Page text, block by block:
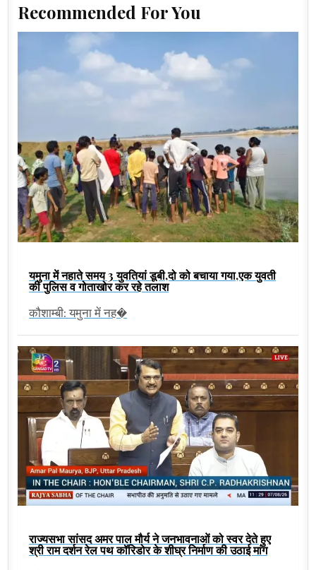
Recommended For You
यमुना में नहाते समय 3 युवतियां डूबी,दो को बचाया गया,एक युवती
की पुलिस व गोताखोर कर रहे तलाश
कौशाम्बी: यमुना में नह�
राज्यसभा सांसद अमर पाल मौर्य ने जनभावनाओं को स्वर देते हुए
श्री राम दर्शन रेल पथ कॉरिडोर के शीघ्र निर्माण की उठाई मांग